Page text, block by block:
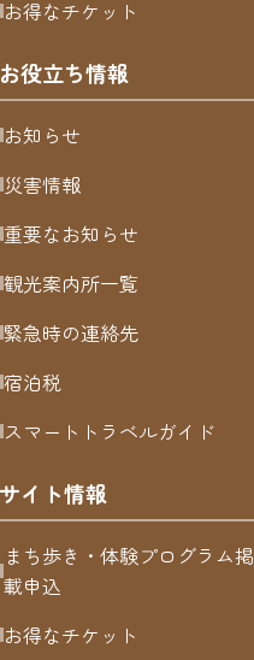
お得なチケット
お役立ち情報
お知らせ
災害情報
重要なお知らせ
観光案内所一覧
緊急時の連絡先
宿泊税
スマートトラベルガイド
サイト情報
まち歩き・体験プログラム掲
載申込
お得なチケット